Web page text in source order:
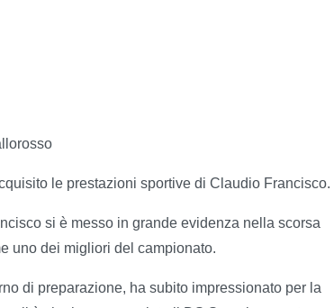
le prestazioni sportive di Claudio Francisco.
si è messo in grande evidenza nella scorsa
uno dei migliori del campionato.
di preparazione, ha subito impressionato per la